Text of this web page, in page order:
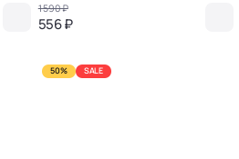
1 590 ₽
556 ₽
50% SALE